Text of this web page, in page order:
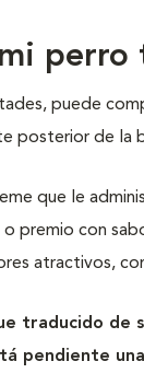
puede
posterior de la
que le
premio con
atractivos,
traducido de
pendiente